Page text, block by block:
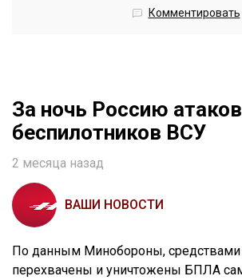
Комментировать
За ночь Россию
беспилотников ВСУ
2 месяца назад
ВАШИ НОВОСТИ
По данным Минобороны,
перехвачены и уничтожены БПЛА